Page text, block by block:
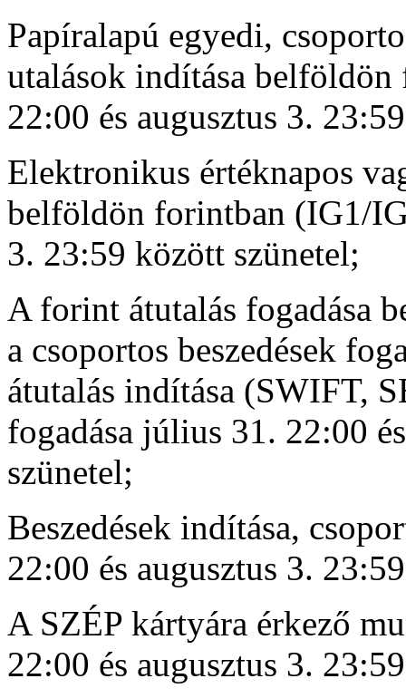
Papíralapú egyedi,
utalások indítása
22:00 és augusztus 3.
Elektronikus értéknapos
belföldön forintban (IG1/
3. 23:59 között szünetel;
A forint átutalás fogadása
a csoportos beszedések
átutalás indítása (SWIFT,
fogadása július 31. 22:00
szünetel;
Beszedések indítása,
22:00 és augusztus 3.
A SZÉP kártyára érkező
22:00 és augusztus 3.